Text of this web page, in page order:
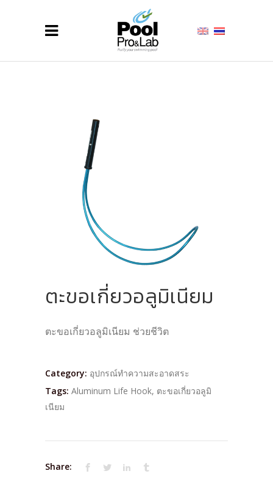
ตะขอเกี่ยวอลูมิเนียม
ตะขอเกี่ยวอลูมิเนียม ช่วยชีวิต
Category: อุปกรณ์ทำความสะอาดสระ
Tags: Aluminum Life Hook, ตะขอเกี่ยวอลูมิ
เนียม
Share: